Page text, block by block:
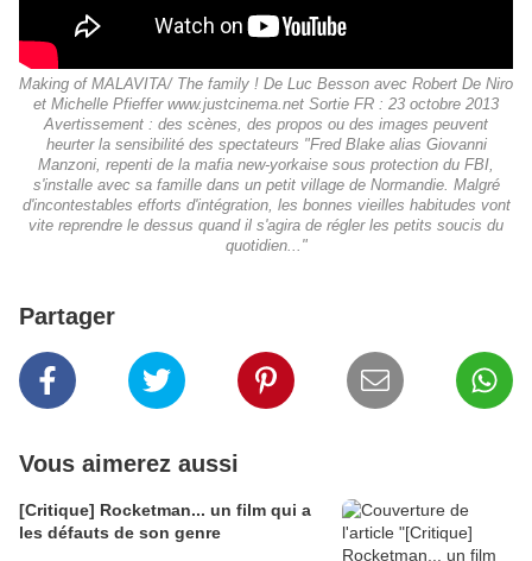
Making of MALAVITA/ The family ! De Luc Besson avec Robert De Niro
et Michelle Pfieffer www.justcinema.net Sortie FR : 23 octobre 2013
Avertissement : des scènes, des propos ou des images peuvent
heurter la sensibilité des spectateurs "Fred Blake alias Giovanni
Manzoni, repenti de la mafia new-yorkaise sous protection du FBI,
s'installe avec sa famille dans un petit village de Normandie. Malgré
d'incontestables efforts d'intégration, les bonnes vieilles habitudes vont
vite reprendre le dessus quand il s'agira de régler les petits soucis du
quotidien..."
Partager
Vous aimerez aussi
[Critique] Rocketman... un film qui a
les défauts de son genre